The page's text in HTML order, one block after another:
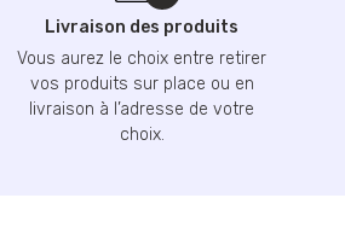
Livraison des produits
Vous aurez le choix entre retirer
vos produits sur place ou en
livraison à l’adresse de votre
choix.